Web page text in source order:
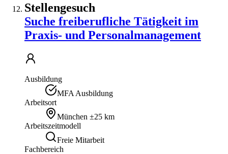
Stellengesuch
Suche freiberufliche Tätigkeit im
Praxis- und Personalmanagement
Ausbildung
MFA Ausbildung
Arbeitsort
München ±25 km
Arbeitszeitmodell
Freie Mitarbeit
Fachbereich